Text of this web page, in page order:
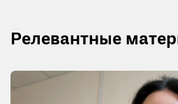
Релевантные